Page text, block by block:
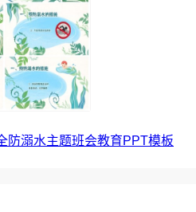
防溺水主题班会教育PPT模板